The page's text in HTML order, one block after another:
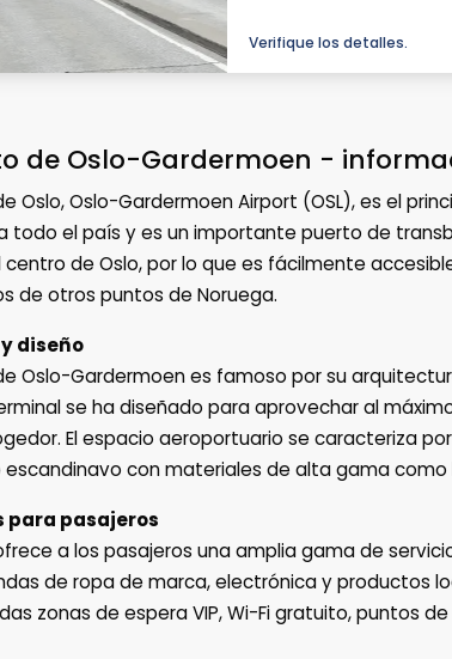
Verifique los detalles.
de Oslo-Gardermoen -
Oslo, Oslo-Gardermoen Airport (OSL), es el
todo el país y es un importante puerto de
centro de Oslo, por lo que es fácilmente
de otros puntos de Noruega.
diseño
Oslo-Gardermoen es famoso por su
se ha diseñado para aprovechar al
El espacio aeroportuario se caracteriza
escandinavo con materiales de alta gama como
para pasajeros
a los pasajeros una amplia gama de
de ropa de marca, electrónica y productos
zonas de espera VIP, Wi-Fi gratuito, puntos